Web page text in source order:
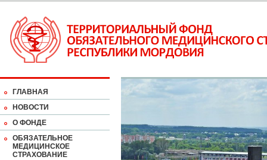
ГЛАВНАЯ
НОВОСТИ
О ФОНДЕ
ОБЯЗАТЕЛЬНОЕ
МЕДИЦИНСКОЕ
СТРАХОВАНИЕ